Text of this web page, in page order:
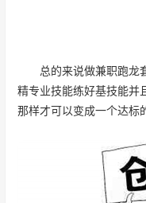
总的来说做兼职跑龙
精专业技能练好基技能并
那样才可以变成一个达标